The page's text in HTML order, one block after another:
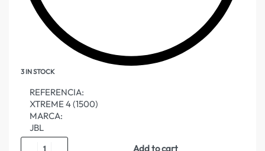
3 IN STOCK
REFERENCIA:
XTREME 4 (1500)
MARCA:
JBL
Add to cart